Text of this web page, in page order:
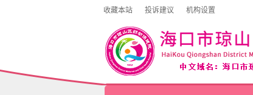
收藏本站 投诉建议 机构设置